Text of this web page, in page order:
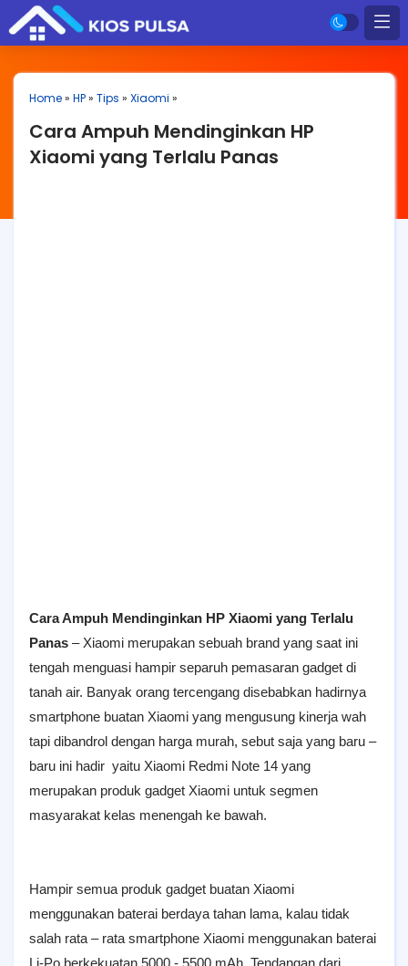
Home» HP» Tips » Xiaomi »
Cara Ampuh Mendinginkan HP
Xiaomi yang Terlalu Panas
Cara Ampuh Mendinginkan HP Xiaomi yang Terlalu
Panas – Xiaomi merupakan sebuah brand yang saat ini
tengah menguasi hampir separuh pemasaran gadget di
tanah air. Banyak orang tercengang disebabkan hadirnya
smartphone buatan Xiaomi yang mengusung kinerja wah
tapi dibandrol dengan harga murah, sebut saja yang baru –
baru ini hadir yaitu Xiaomi Redmi Note 14 yang
merupakan produk gadget Xiaomi untuk segmen
masyarakat kelas menengah ke bawah.
Hampir semua produk gadget buatan Xiaomi
menggunakan baterai berdaya tahan lama, kalau tidak
salah rata – rata smartphone Xiaomi menggunakan baterai
Li-Po berkekuatan 5000 - 5500 mAh. Tendangan dari